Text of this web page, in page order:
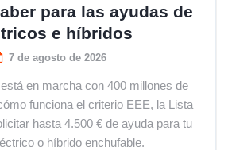
para las ayudas de
e híbridos
7 de agosto de 2026
en marcha con 400 millones de
funciona el criterio EEE, la Lista
hasta 4.500 € de ayuda para tu
o híbrido enchufable.